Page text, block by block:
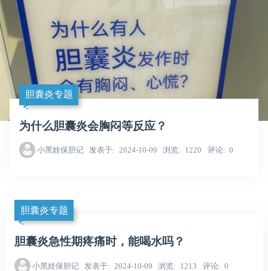
胆囊炎专题
为什么胆囊炎会胸闷等反应？
小黑娃保胆记 发表于 2024-10-09 浏览 1220 评论 0
胆囊炎专题
胆囊炎急性期疼痛时，能喝水吗？
小黑娃保胆记 发表于 2024-10-09 浏览 1213 评论 0